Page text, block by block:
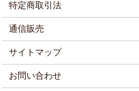
特定商取引法
通信販売
サイトマップ
お問い合わせ